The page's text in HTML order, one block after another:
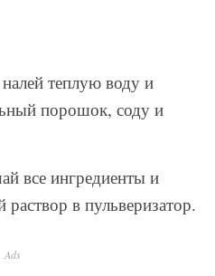
теплую воду и
порошок, соду и
все ингредиенты и
в пульверизатор.
Ads